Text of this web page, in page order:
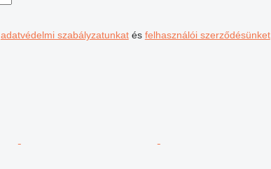
adatvédelmi szabályzatunkatés felhasználói szerződésünket.